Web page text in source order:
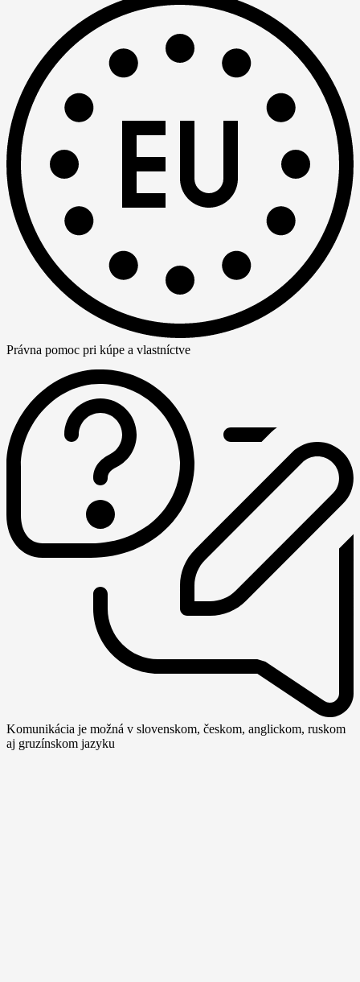
Právna pomoc pri kúpe a vlastníctve
Komunikácia je možná v slovenskom, českom, anglickom, ruskom
aj gruzínskom jazyku